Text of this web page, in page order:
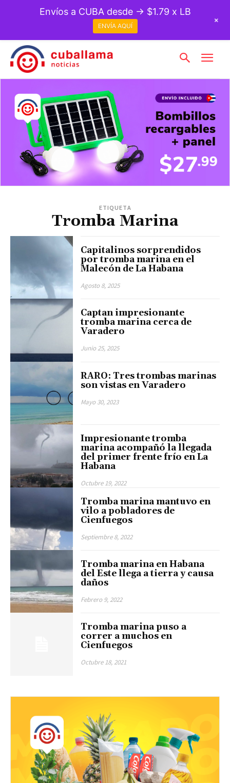
ETIQUETA
Tromba Marina
Capitalinos sorprendidos
por tromba marina en el
Malecón de La Habana
Agosto 8, 2025
Captan impresionante
tromba marina cerca de
Varadero
Junio 25, 2025
RARO: Tres trombas marinas
son vistas en Varadero
Mayo 30, 2023
Impresionante tromba
marina acompañó la llegada
del primer frente frío en La
Habana
Octubre 19, 2022
Tromba marina mantuvo en
vilo a pobladores de
Cienfuegos
Septiembre 8, 2022
Tromba marina en Habana
del Este llega a tierra y causa
daños
Febrero 9, 2022
Tromba marina puso a
correr a muchos en
Cienfuegos
Octubre 18, 2021
Envíos a CUBA desde → $1.79 x LB
ENVÍA AQUÍ
+